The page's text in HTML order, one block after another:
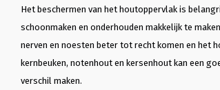
Het beschermen van het houtoppervlak is
schoonmaken en onderhouden makkelijk te
nerven en noesten beter tot recht komen en het
kernbeuken, notenhout en kersenhout kan een
verschil maken.